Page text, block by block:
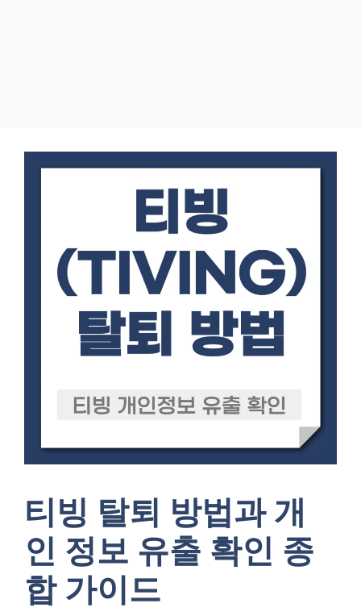
티빙 탈퇴 방법과 개
인 정보 유출 확인 종
합 가이드